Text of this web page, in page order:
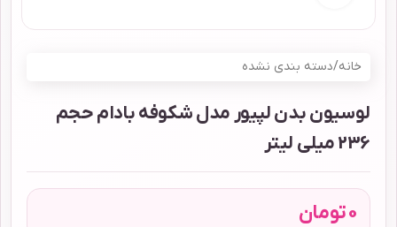
خانه/دسته بندی نشده
لوسیون بدن لپیور مدل شکوفه بادام حجم
236 میلی لیتر
0تومان